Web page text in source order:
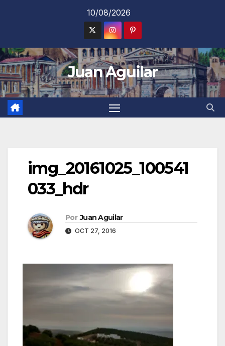
10/08/2026
Juan Aguilar
img_20161025_100541
033_hdr
Por Juan Aguilar
OCT 27, 2016